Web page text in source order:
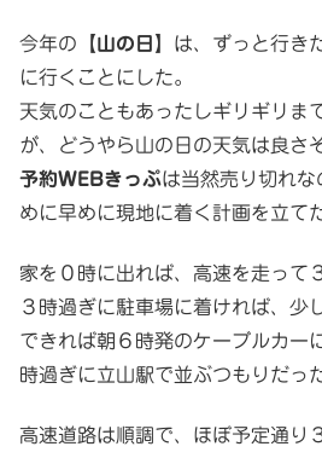
今年の 【山の日】 は、ずっと行き
に行くことにした。
天気のこともあったしギリギリま
が、どうやら山の日の天気は良さ
予約WEBきっぷは当然売り切れな
めに早めに現地に着く計画を立て
家を０時に出れば、高速を走って
３時過ぎに駐車場に着ければ、少
できれば朝６時発のケーブルカー
時過ぎに立山駅で並ぶつもりだっ
高速道路は順調で、ほぼ予定通り